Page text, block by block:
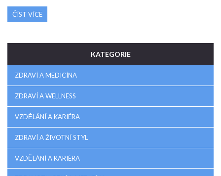
medicínského světa. Připojte se ke mně na této cestě.
ČÍST VÍCE
KATEGORIE
ZDRAVÍ A MEDICÍNA
ZDRAVÍ A WELLNESS
VZDĚLÁNÍ A KARIÉRA
ZDRAVÍ A ŽIVOTNÍ STYL
VZDĚLÁNÍ A KARIÉRA